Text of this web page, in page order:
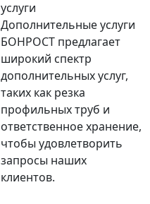
Дополнительные услуги
БОНРОСТ предлагает
широкий спектр
дополнительных услуг,
таких как резка
профильных труб и
ответственное хранение,
чтобы удовлетворить
запросы наших
клиентов.